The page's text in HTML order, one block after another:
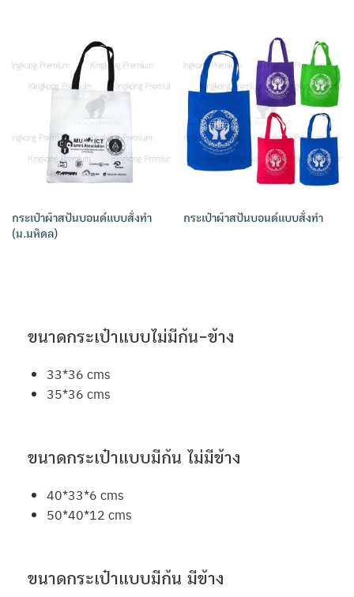
กระเป๋าผ้าสปันบอนด์แบบสั่งทำ
(ม.มหิดล)
กระเป๋าผ้าสปันบอนด์แบบสั่งทำ
ขนาดกระเป๋าแบบไม่มีก้น-ข้าง
33*36 cms
35*36 cms
ขนาดกระเป๋าแบบมีก้น ไม่มีข้าง
40*33*6 cms
50*40*12 cms
ขนาดกระเป๋าแบบมีก้น มีข้าง